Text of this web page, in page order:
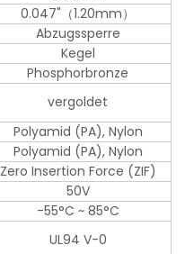
0.047"（1.20mm）
Abzugssperre
Kegel
Phosphorbronze
vergoldet
Polyamid (PA), Nylon
Polyamid (PA), Nylon
Zero Insertion Force (ZIF)
50V
-55°C ~ 85°C
UL94 V-0